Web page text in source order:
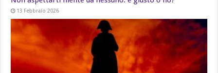
13 Febbraio 2026